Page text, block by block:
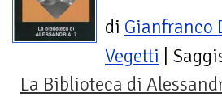
di Gianfranco
Vegetti |
La Biblioteca di